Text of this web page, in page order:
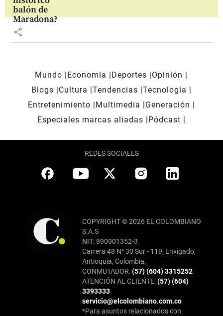
balón de
Maradona?
share
Mundo Economía Deportes
Opinión
Blogs
Cultura Tendencias Tecnología
Entretenimiento
Multimedia
Generación
Especiales marcas aliadas
Pódcast
REDES SOCIALES
COPYRIGHT © 2026 EL COLOMBIANO
S.A.S
NIT: 890901352-3
Carrera 48 N° 30 Sur - 119, Envigado,
Antioquia, Colombia.
CONMUTADOR:(57) (604) 3315252
ATENCIÓN AL CLIENTE:(57) (604)
3393333
servicio@elcolombiano.com.co
*Para asuntos relacionados con